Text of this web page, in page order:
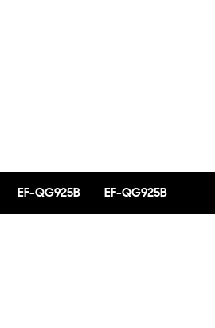
EF-QG925B EF-QG925B